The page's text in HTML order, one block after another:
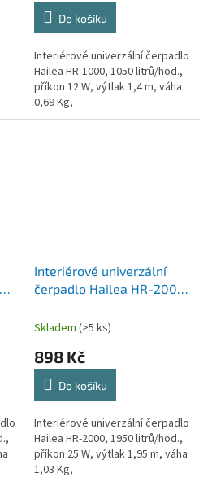
Do košíku
Interiérové univerzální čerpadlo
Hailea HR-1000, 1050 litrů/hod.,
příkon 12 W, výtlak 1,4 m, váha
0,69 Kg,
Interiérové univerzální
čerpadlo Hailea HR-2000,
W, výtlak 1,95 m, váha 1,03
Skladem (>5 ks)
898 Kč
Do košíku
Interiérové univerzální čerpadlo
Hailea HR-2000, 1950 litrů/hod.,
příkon 25 W, výtlak 1,95 m, váha
1,03 Kg,